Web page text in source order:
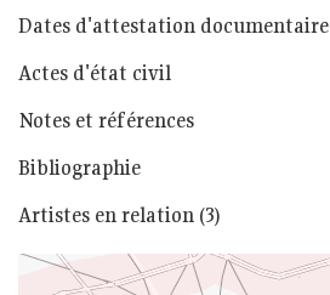
Dates d'attestation documentaire
Actes d'état civil
Notes et références
Bibliographie
Artistes en relation (3)